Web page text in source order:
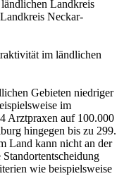
Landkreis
Neckar-
im ländlichen
Gebieten niedriger
im
Arztpraxen auf 100.000
hingegen bis zu 299.
Land kann nicht an der
wie beispielsweise